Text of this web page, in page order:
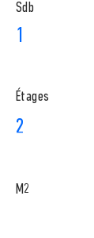
Sdb
1
​Étages
2
M2